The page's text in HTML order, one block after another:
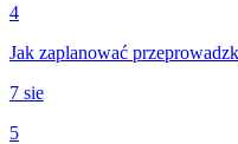
4
Jak zaplanować
7 sie
5